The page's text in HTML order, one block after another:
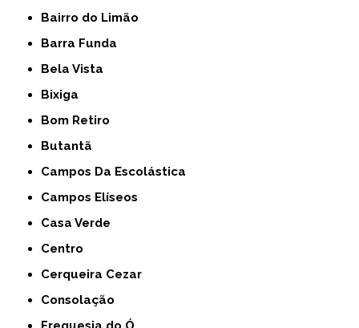
Bairro do Limão
Barra Funda
Bela Vista
Bixiga
Bom Retiro
Butantã
Campos Da Escolástica
Campos Elíseos
Casa Verde
Centro
Cerqueira Cezar
Consolação